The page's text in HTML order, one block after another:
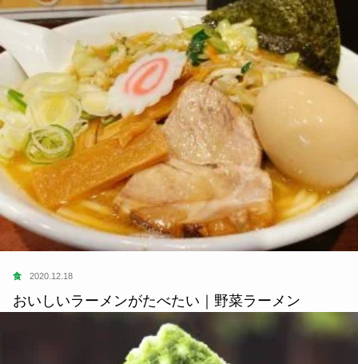
食 2020.12.18
おいしいラーメンがたべたい｜野菜ラーメン